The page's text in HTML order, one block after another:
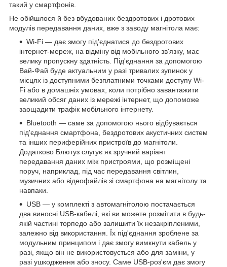
такий у смартфонів.
Не обійшлося й без вбудованих бездротових і дротових
модулів передавання даних, вже з заводу магнітола має:
Wi-Fi — дає змогу під'єднатися до бездротових
інтернет-мереж, на відміну від мобільного зв'язку, має
велику пропускну здатність. Під'єднання за допомогою
Вай-Фай буде актуальним у разі тривалих зупинок у
місцях із доступними безплатними точками доступу Wi-
Fi або в домашніх умовах, коли потрібно завантажити
великий обсяг даних із мережі інтернет, що допоможе
заощадити трафік мобільного інтернету.
Bluetooth — саме за допомогою нього відбувається
під'єднання смартфона, бездротових акустичних систем
та інших периферійних пристроїв до магнітоли.
Додатково Блютуз слугує як зручний варіант
передавання даних між пристроями, що розміщені
поруч, наприклад, під час передавання світлин,
музичних або відеофайлів зі смартфона на магнітолу та
навпаки.
USB — у комплекті з автомагнітолою постачається
два виносні USB-кабелі, які ви можете розмітити в будь-
якій частині торпедо або залишити їх незакріпленими,
залежно від використання. Їх під'єднання зроблене за
модульним принципом і дає змогу вимкнути кабель у
разі, якщо він не використовується або для заміни, у
разі ушкодження або зносу. Саме USB-роз'єм дає змогу